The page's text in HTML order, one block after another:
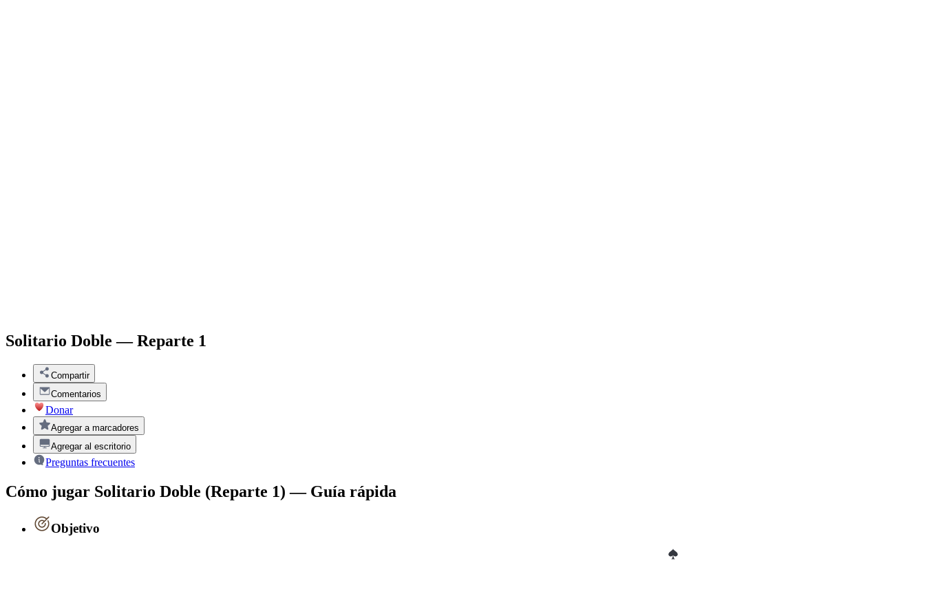
Solitario Doble — Reparte 1
Compartir
Comentarios
Donar
Agregar a marcadores
Agregar al escritorio
Preguntas frecuentes
Cómo jugar Solitario Doble (Reparte 1) — Guía rápida
Objetivo